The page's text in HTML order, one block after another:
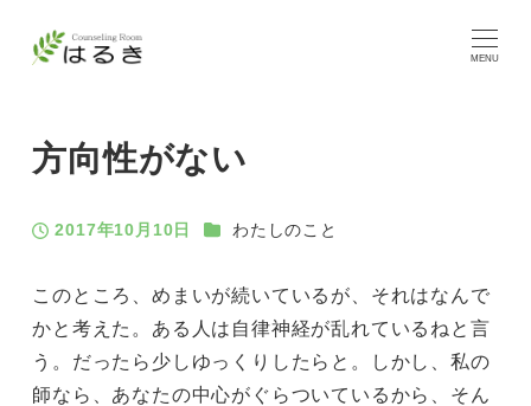
MENU
方向性がない
投稿日
2017年10月10日 カテゴリー
わたしのこと
このところ、めまいが続いているが、それはなんで
かと考えた。ある人は自律神経が乱れているねと言
う。だったら少しゆっくりしたらと。しかし、私の
師なら、あなたの中心がぐらついているから、そん